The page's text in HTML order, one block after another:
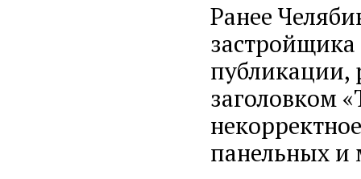
Ранее
застройщика
публикации,
заголовком
панельных и